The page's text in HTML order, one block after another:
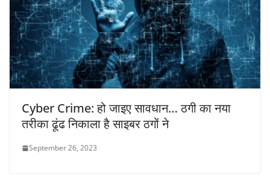
Cyber Crime: हो जाइए सावधान… ठगी का नया
तरीका ढूंढ निकाला है साइबर ठगों ने
September 26, 2023